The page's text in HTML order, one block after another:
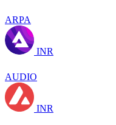
ARPA
INR
AUDIO
INR